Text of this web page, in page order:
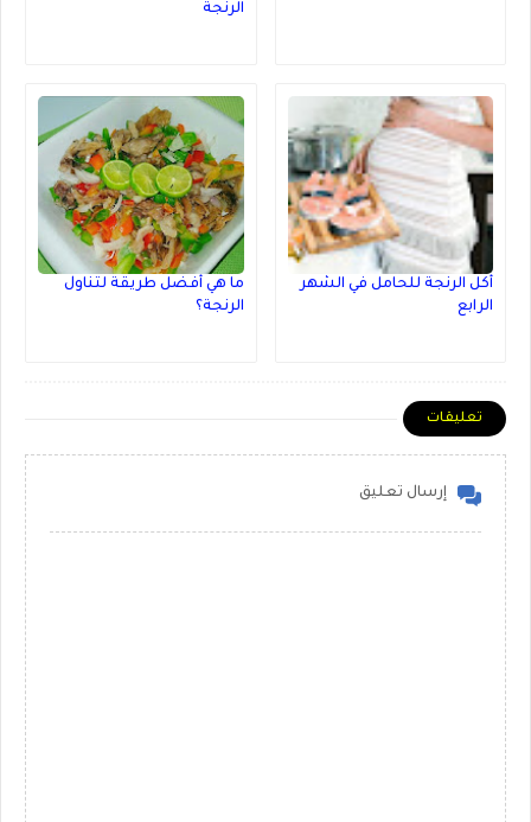
الرنجة
أكل الرنجة للحامل في الشهر
الرابع
ما هي أفضل طريقة لتناول
الرنجة؟
تعليقات
إرسال تعليق